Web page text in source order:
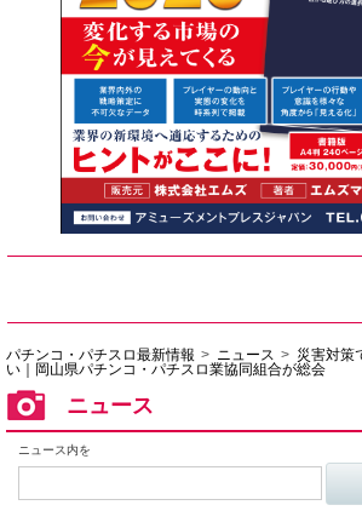
パチンコ・パチスロ最新情報 ニュース
災害対策
い｜岡山県パチンコ・パチスロ業協同組合が総会
ニュース
ニュース内を